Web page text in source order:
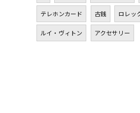
テレホンカード 古銭 ロレッ
ルイ・ヴィトン アクセサリー